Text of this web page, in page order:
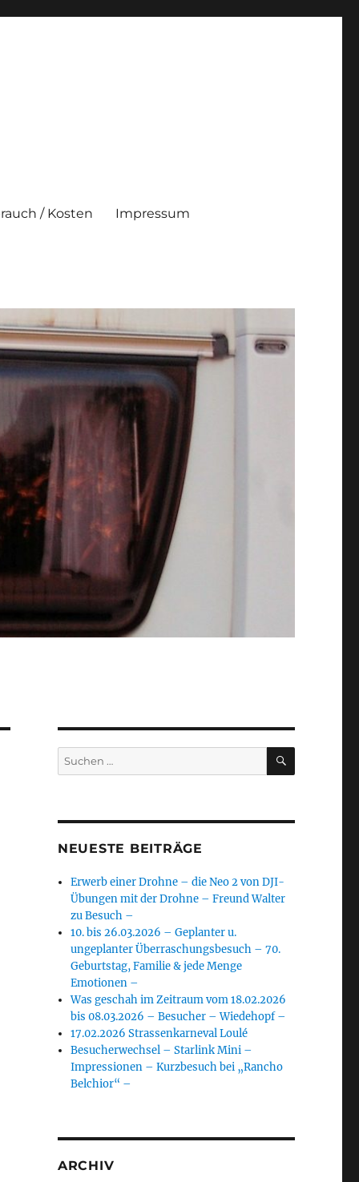
/ Kosten Impressum
Suchen
nach:
SUCHEN
NEUESTE BEITRÄGE
Erwerb einer Drohne – die Neo 2 von DJI-
Übungen mit der Drohne – Freund Walter
zu Besuch –
10. bis 26.03.2026 – Geplanter u.
ungeplanter Überraschungsbesuch – 70.
Geburtstag, Familie & jede Menge
Emotionen –
Was geschah im Zeitraum vom 18.02.2026
bis 08.03.2026 – Besucher – Wiedehopf –
17.02.2026 Strassenkarneval Loulé
Besucherwechsel – Starlink Mini –
Impressionen – Kurzbesuch bei „Rancho
Belchior“ –
ARCHIV